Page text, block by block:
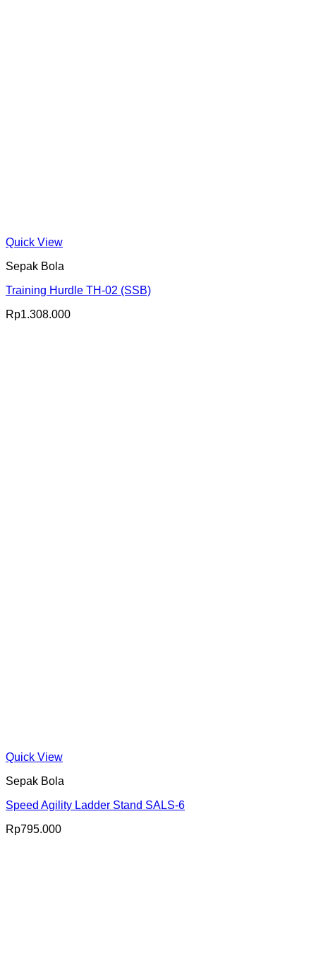
Quick View
Sepak Bola
Training Hurdle TH-02 (SSB)
Rp1.308.000
Quick View
Sepak Bola
Speed Agility Ladder Stand SALS-6
Rp795.000